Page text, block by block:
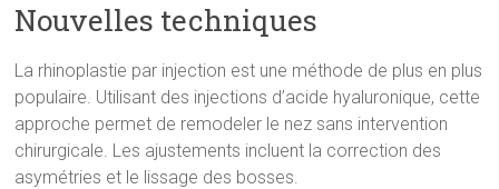
Nouvelles techniques
La rhinoplastie par injection est une méthode de plus en plus
populaire. Utilisant des injections d’acide hyaluronique, cette
approche permet de remodeler le nez sans intervention
chirurgicale. Les ajustements incluent la correction des
asymétries et le lissage des bosses.